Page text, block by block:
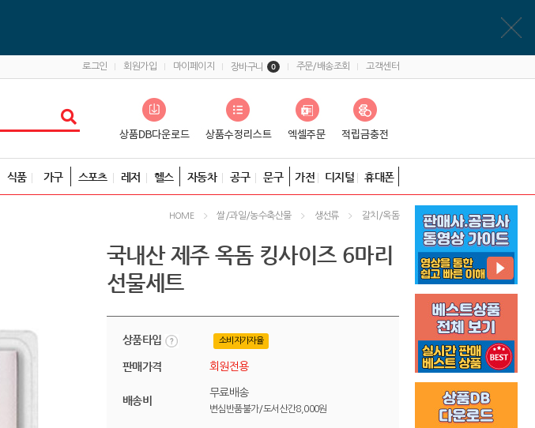
로그인 회원가입 마이페이지 장바구니 0 주문/배송조회 고객센터
식품 가구 스포츠 레저 헬스 자동차 공구 문구 가전 디지털 휴대폰
HOME 쌀/과일/농수축산물 생선류 갈치/옥돔
국내산 제주 옥돔 킹사이즈 6마리
선물세트
상품타입 소비자가자율
판매가격 회원전용
배송비
무료배송
변심반품불가/도서산간8,000원